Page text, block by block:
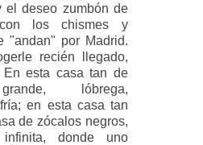
el deseo zumbón de
con los chismes y
"andan" por Madrid.
recién llegado,
En esta casa tan de
lóbrega,
en esta casa tan
de zócalos negros,
donde uno